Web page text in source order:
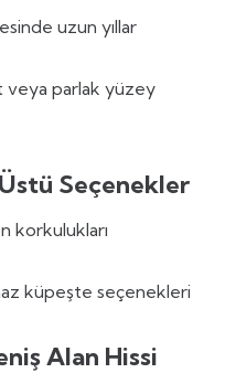
uzun yıllar
parlak yüzey
Seçenekler
korkulukları
küpeşte seçenekleri
Alan Hissi